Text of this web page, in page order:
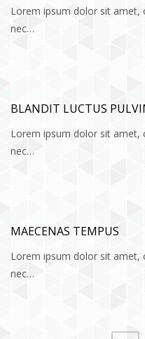
Lorem ipsum dolor sit amet,
nec…
BLANDIT LUCTUS
Lorem ipsum dolor sit amet,
nec…
MAECENAS TEMPUS
Lorem ipsum dolor sit amet,
nec…